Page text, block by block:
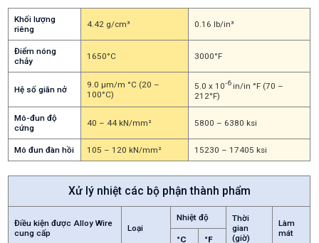
Khối lượng
riêng
4.42 g/cm³ 0.16 lb/in³
Điểm nóng
chảy
1650°C 3000°F
Hệ số giãn nở
9.0 μm/m °C (20 –
100°C)
5.0 x 10-6in/in °F (70 –
212°F)
Mô-đun độ
cứng
40 – 44 kN/mm² 5800 – 6380 ksi
Mô đun đàn hồi 105 – 120 kN/mm² 15230 – 17405 ksi
Xử lý nhiệt các bộ phận thành phẩm
Điều kiện được Alloy Wire
cung cấp
Loại
Nhiệt độ
Thời
gian
(giờ)
Làm
mát
°C °F